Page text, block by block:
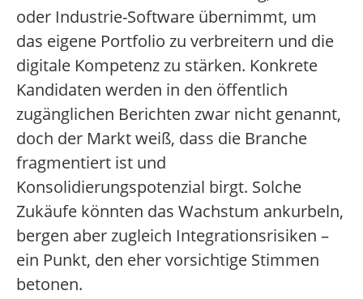
oder Industrie-Software übernimmt, um
das eigene Portfolio zu verbreitern und die
digitale Kompetenz zu stärken. Konkrete
Kandidaten werden in den öffentlich
zugänglichen Berichten zwar nicht genannt,
doch der Markt weiß, dass die Branche
fragmentiert ist und
Konsolidierungspotenzial birgt. Solche
Zukäufe könnten das Wachstum ankurbeln,
bergen aber zugleich Integrationsrisiken –
ein Punkt, den eher vorsichtige Stimmen
betonen.